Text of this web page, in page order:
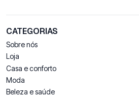
CATEGORIAS
Sobre nós
Loja
Casa e conforto
Moda
Beleza e saúde